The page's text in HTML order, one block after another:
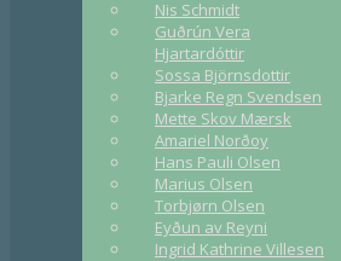
Nis Schmidt
Guðrún Vera
Hjartardóttir
Sossa Björnsdottir
Bjarke Regn Svendsen
Mette Skov Mærsk
Amariel Norðoy
Hans Pauli Olsen
Marius Olsen
Torbjørn Olsen
Eyðun av Reyni
Ingrid Kathrine Villesen